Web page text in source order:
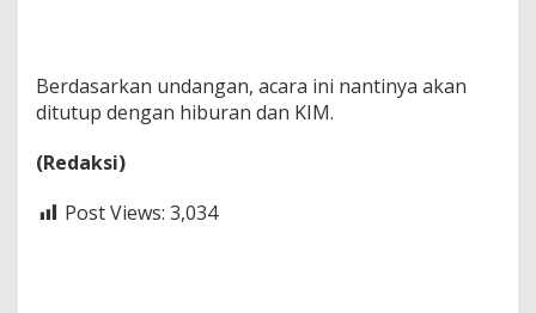
Berdasarkan undangan, acara ini nantinya akan
ditutup dengan hiburan dan KIM.
(Redaksi)
Post Views: 3,034